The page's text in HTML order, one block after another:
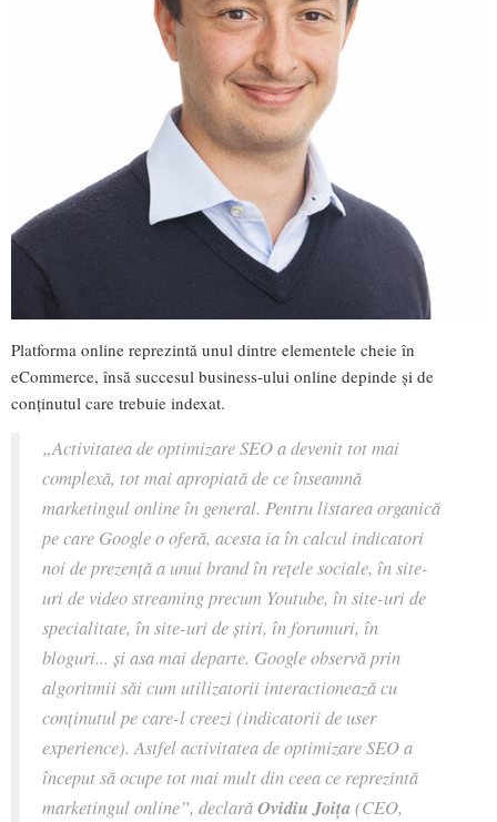
Platforma online reprezintă unul dintre elementele cheie în
eCommerce, însă succesul business-ului online depinde și de
conținutul care trebuie indexat.
„Activitatea de optimizare SEO a devenit tot mai
complexă, tot mai apropiată de ce înseamnă
marketingul online în general. Pentru listarea organică
pe care Google o oferă, acesta ia în calcul indicatori
noi de prezenţă a unui brand în reţele sociale, în site-
uri de video streaming precum Youtube, în site-uri de
specialitate, în site-uri de ştiri, în forumuri, în
bloguri... şi asa mai departe. Google observă prin
algoritmii săi cum utilizatorii interactionează cu
conţinutul pe care-l creezi (indicatorii de user
experience). Astfel activitatea de optimizare SEO a
început să ocupe tot mai mult din ceea ce reprezintă
marketingul online”, declarăOvidiu Joiţa(CEO,